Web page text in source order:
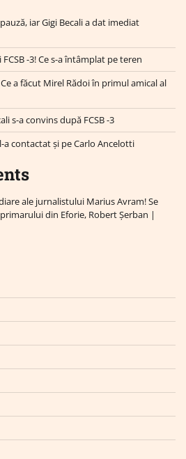
iar Gigi Becali a dat imediat
-3! Ce s-a întâmplat pe teren
a făcut Mirel Rădoi în primul amical al
s-a convins după FCSB -3
a contactat și pe Carlo Ancelotti
ale jurnalistului Marius Avram! Se
din Eforie, Robert Șerban |